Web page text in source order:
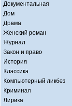
Документальная
Дом
Драма
Женский роман
Журнал
Закон и право
История
Классика
Компьютерный ликбез
Криминал
Лирика